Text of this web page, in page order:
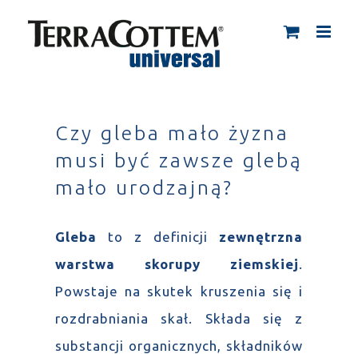
Czy gleba mało żyzna
musi być zawsze glebą
mało urodzajną?
Gleba to z definicji zewnętrzna
warstwa skorupy ziemskiej
Powstaje na skutek kruszenia się i
rozdrabniania skał. Składa się z
substancji organicznych, składników